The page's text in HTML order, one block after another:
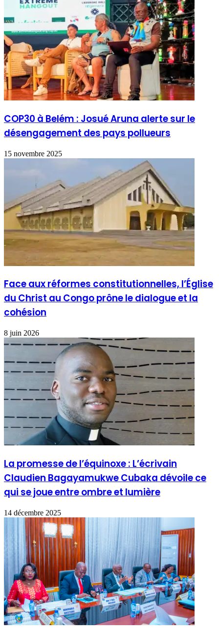
COP30 à Belém : Josué Aruna alerte sur le
désengagement des pays pollueurs
15 novembre 2025
Face aux réformes constitutionnelles, l’Église
du Christ au Congo prône le dialogue et la
cohésion
8 juin 2026
La promesse de l’équinoxe : L’écrivain
Claudien Bagayamukwe Cubaka dévoile ce
qui se joue entre ombre et lumière
14 décembre 2025